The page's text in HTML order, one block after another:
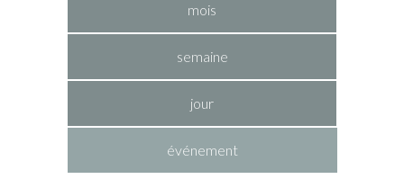
mois
semaine
jour
événement